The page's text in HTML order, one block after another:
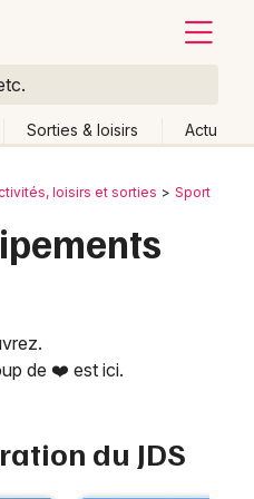
Sorties & loisirs Actu
loisirs et sorties Sport
de ❤️ est ici.
du JDS